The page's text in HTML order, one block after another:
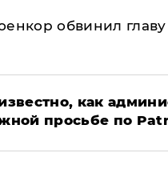
обвинил
как
просьбе по